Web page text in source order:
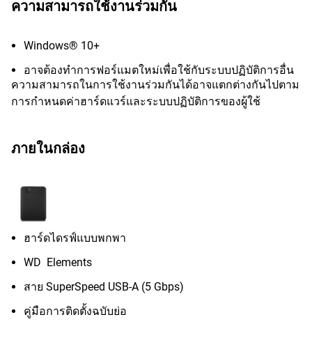
ความสามารถใช้งานร่วมกัน
Windows® 10+
อาจต้องทำการฟอร์แมตใหม่เพื่อใช้กับระบบปฏิบัติการอื่น
ความสามารถในการใช้งานร่วมกันได้อาจแตกต่างกันไปตาม
การกำหนดค่าฮาร์ดแวร์และระบบปฏิบัติการของผู้ใช้
ภายในกล่อง
ฮาร์ดไดรฟ์แบบพกพา
WD Elements
สาย SuperSpeed USB-A (5 Gbps)
คู่มือการติดตั้งฉบับย่อ